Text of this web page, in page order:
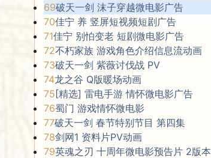
69破天一剑 沫子穿越微电影广告
70佳宁 养 竖屏短视频短剧广告
71佳宁 别怕变老 短剧微电影广告
72不朽家族 游戏角色介绍信息流动画
73破天一剑 紫薇讨伐战 PV
74龙之谷 Q版暖场动画
75 [精选] 雷电手游 情怀微电影广告
76蜀门 游戏情怀微电影
77破天一剑 春节特别节目 第四集
78剑网1 资料片PV动画
79英魂之刃 十周年微电影预告片 2版本